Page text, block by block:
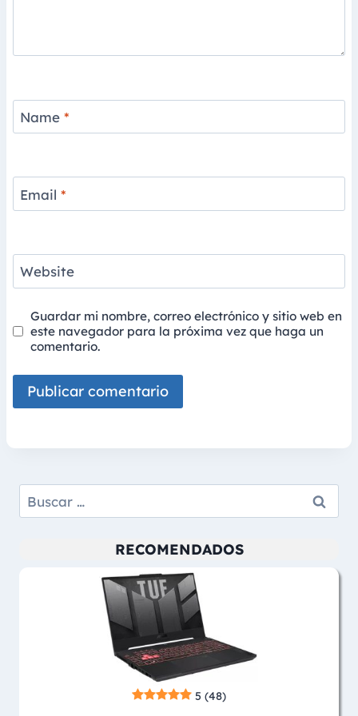
Name *
Email *
Website
Guardar mi nombre, correo electrónico y sitio web en
este navegador para la próxima vez que haga un
comentario.
Buscar:
RECOMENDADOS
5 (48)